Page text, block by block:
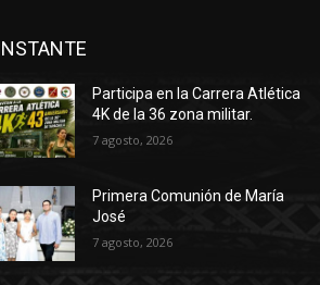
Participa en la Carrera Atlética
4K de la 36 zona militar.
7 agosto, 2026
Primera Comunión de María
José
7 agosto, 2026